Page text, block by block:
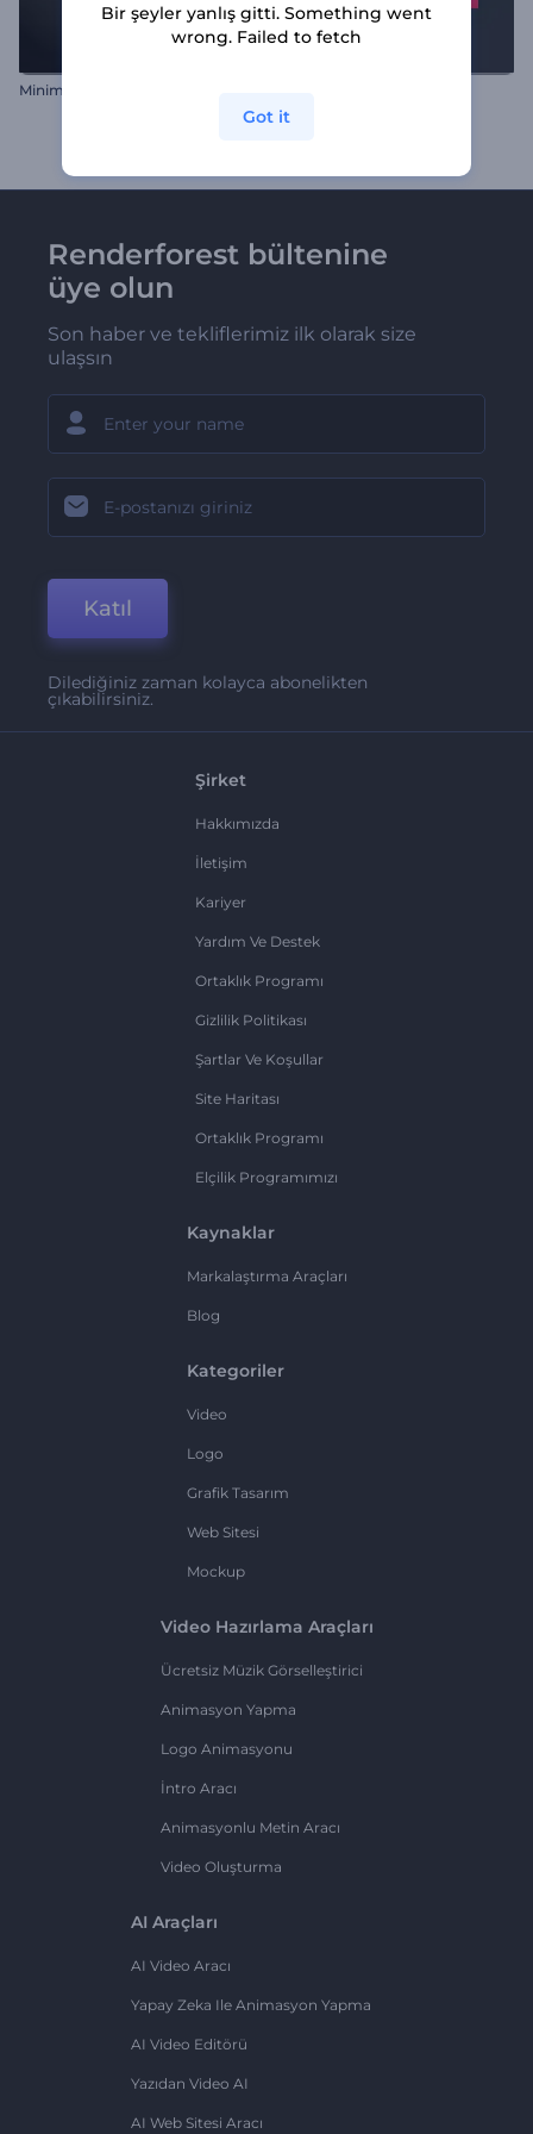
Minimalist Başlık Paketi
Renderforest bültenine
üye olun
Son haber ve tekliflerimiz ilk olarak size
ulaşsın
Katıl
Dilediğiniz zaman kolayca abonelikten
çıkabilirsiniz.
Şirket
Hakkımızda
İletişim
Kariyer
Yardım Ve Destek
Ortaklık Programı
Gizlilik Politikası
Şartlar Ve Koşullar
Site Haritası
Ortaklık Programı
Elçilik Programımızı
Kaynaklar
Markalaştırma Araçları
Blog
Kategoriler
Video
Logo
Grafik Tasarım
Web Sitesi
Mockup
Video Hazırlama Araçları
Ücretsiz Müzik Görselleştirici
Animasyon Yapma
Logo Animasyonu
İntro Aracı
Animasyonlu Metin Aracı
Video Oluşturma
AI Araçları
AI Video Aracı
Yapay Zeka Ile Animasyon Yapma
AI Video Editörü
Yazıdan Video AI
AI Web Sitesi Aracı
Bir şeyler yanlış gitti. Something went
wrong. Failed to fetch
Got it